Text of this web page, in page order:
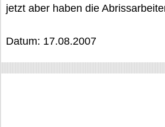
jetzt aber haben die
Datum: 17.08.2007